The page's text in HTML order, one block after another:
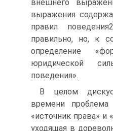
внешнего
выражения
правил
правильно, но, к
определение
юридической
поведения».
В целом
времени проблема
«источник права» и
уходящая в